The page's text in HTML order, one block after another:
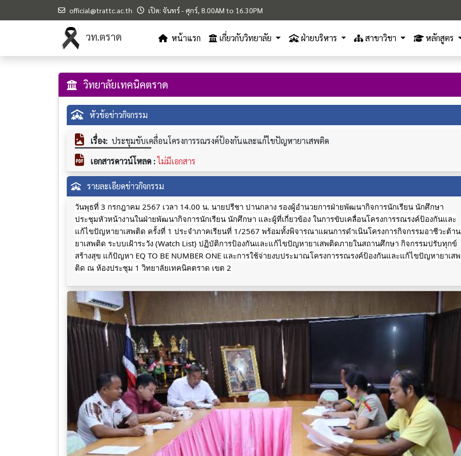
official@trattc.ac.th เปิด: จันทร์ - ศุกร์, 8.00AM to 16.30PM
วท.ตราด หน้าแรก เกี่ยวกับวิทยาลัย ฝ่ายบริหาร สาขาวิชา หลักสูตร
วิทยาลัยเทคนิคตราด
หัวข้อข่าวกิจกรรม
เรื่อง: ประชุมขับเคลื่อนโครงการรณรงค์ป้องกันและแก้ไขปัญหายาเสพติด
เอกสารดาวน์โหลด :ไม่มีเอกสาร
รายละเอียดข่าวกิจกรรม
วันพุธที่ 3 กรกฎาคม 2567 เวลา 14.00 น. นายปรีชา ปานกลาง รองผู้อำนวยการฝ่ายพัฒนากิจการนักเรียน นักศึกษา
ประชุมหัวหน้างานในฝ่ายพัฒนากิจการนักเรียน นักศึกษา และผู้ที่เกี่ยวข้อง ในการขับเคลื่อนโครงการรณรงค์ป้องกันและ
แก้ไขปัญหายาเสพติด ครั้งที่ 1 ประจำภาคเรียนที่ 1/2567 พร้อมทั้งพิจารณาแผนการดำเนินโครงการกิจกรรมอาชีวะต้าน
ยาเสพติด ระบบเฝ้าระวัง (Watch List) ปฏิบัติการป้องกันและแก้ไขปัญหายาเสพติดภายในสถานศึกษา กิจกรรมปรับทุกข์
สร้างสุข แก้ปัญหา EQ TO BE NUMBER ONE และการใช้จ่ายงบประมาณโครงการรณรงค์ป้องกันและแก้ไขปัญหายาเสพ
ติด ณ ห้องประชุม 1 วิทยาลัยเทคนิคตราด เขต 2